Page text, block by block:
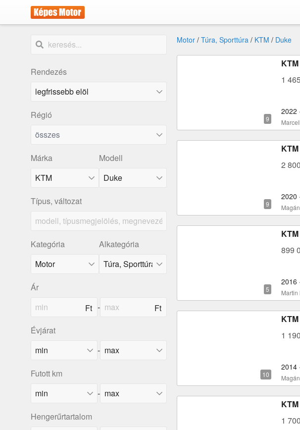
Rendezés
Régió
összes
Márka
KTM
Modell
Duke
Típus, változat
Kategória Alkategória
Ár
-
Évjárat
-
Futott km
-
Hengerűrtartalom
Motor / Túra, Sporttúra / KTM / Duke
1
2
2020
899
Martin
1
2014
1